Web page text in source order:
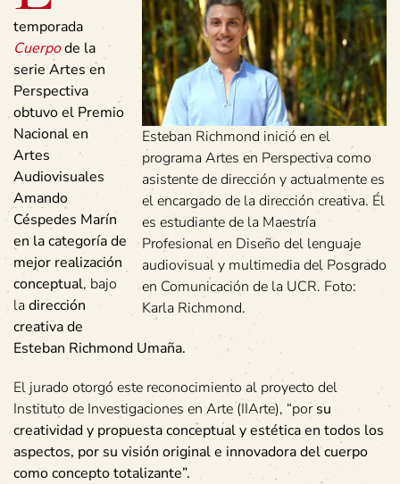
Esteban Richmond inició en el
programa Artes en Perspectiva como
asistente de dirección y actualmente es
el encargado de la dirección creativa. Él
es estudiante de la Maestría
Profesional en Diseño del lenguaje
audiovisual y multimedia del Posgrado
en Comunicación de la UCR. Foto:
Karla Richmond.
temporada
Cuerpode la
serie Artes en
Perspectiva
obtuvo el Premio
Nacional en
Artes
Audiovisuales
Amando
Céspedes Marín
en la categoríade
mejor realización
conceptual, bajo
ladirección
creativa de
Esteban Richmond Umaña.
El jurado otorgó este reconocimiento al proyecto del
Instituto de Investigaciones en Arte (IIArte), “porsu
creatividad y propuesta conceptual y estética en todos los
aspectos, por su visión original e innovadora del cuerpo
como concepto totalizante”.